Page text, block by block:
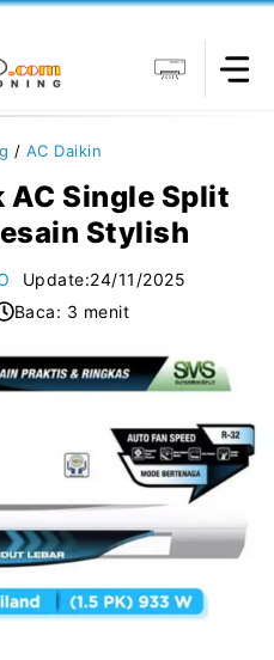
/ AC Daikin
AC Single Split
Stylish
Update:24/11/2025
Baca: 3 menit